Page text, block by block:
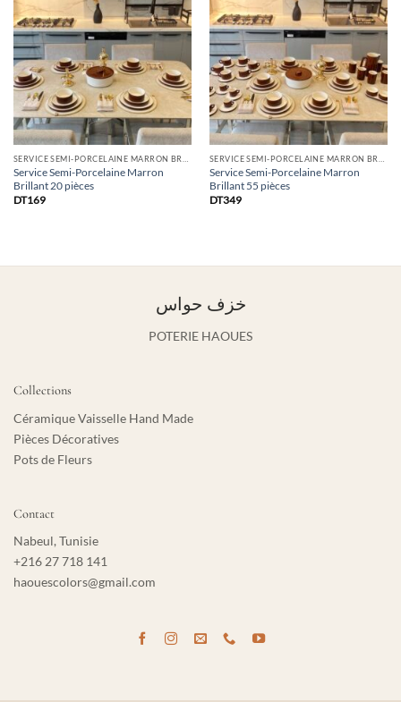
Ajouter
à la
Liste
Service Semi-Porcelaine Marron
Brillant 20 pièces
DT169
Ajouter
à la
Liste
Service Semi-Porcelaine Marron
Brillant 55 pièces
DT349
خزف حواس
POTERIE HAOUES
Collections
Céramique Vaisselle Hand Made
Pièces Décoratives
Pots de Fleurs
Contact
Nabeul, Tunisie
+216 27 718 141
haouescolors@gmail.com